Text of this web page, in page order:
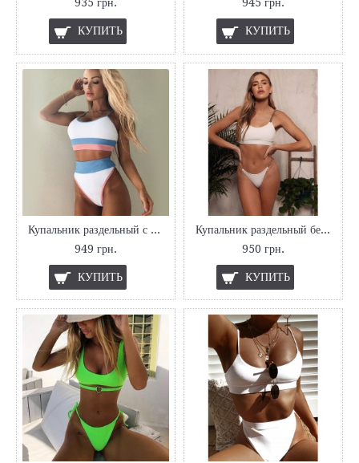
935 грн.
КУПИТЬ
945 грн.
КУПИТЬ
Купальник раздельный с высокой талией
949 грн.
КУПИТЬ
Купальник раздельный белый
950 грн.
КУПИТЬ